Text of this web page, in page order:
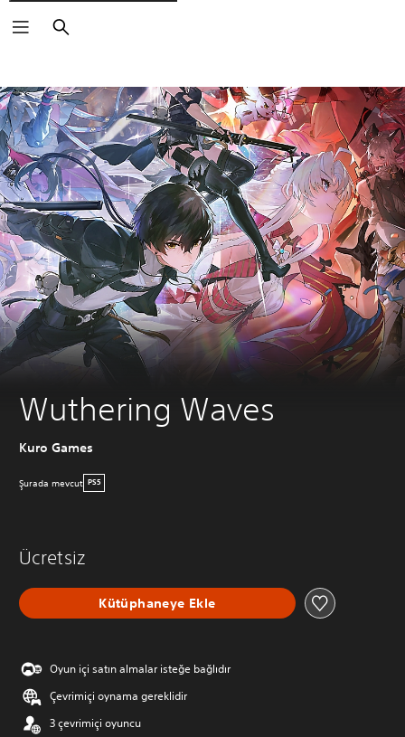
Arama
Wuthering Waves
Kuro Games
Şurada mevcut PS5
Ücretsiz
Kütüphaneye Ekle
Oyun içi satın almalar isteğe bağlıdır
Çevrimiçi oynama gereklidir
3 çevrimiçi oyuncu